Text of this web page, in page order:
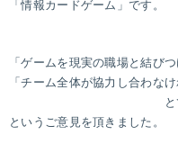
「情報カードゲーム」です。
「ゲームを現実の職場と結び
「チーム全体が協力し合わな
とても達成感が
というご意見を頂きました。